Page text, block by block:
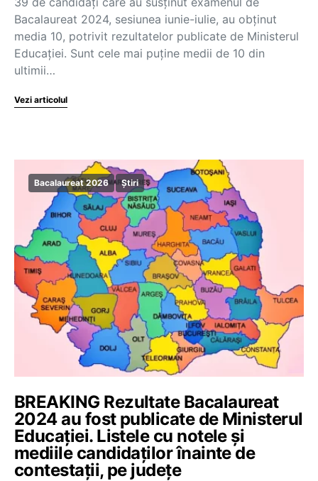
Bacalaureat 2024, sesiunea iunie-iulie, au obținut
media 10, potrivit rezultatelor publicate de Ministerul
Educației. Sunt cele mai puține medii de 10 din
ultimii…
Vezi articolul
Bacalaureat 2026 Știri
BREAKING Rezultate Bacalaureat
2024 au fost publicate de Ministerul
Educației. Listele cu notele și
mediile candidaților înainte de
contestații, pe județe